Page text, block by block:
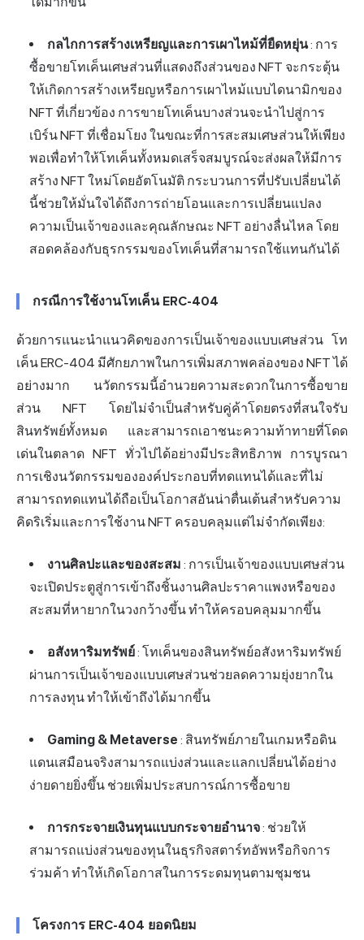
กลไกการสร้างเหรียญและการเผาไหม้ที่ยืดหยุ่น: การ
ซื้อขายโทเค็นเศษส่วนที่แสดงถึงส่วนของ NFT จะกระตุ้น
ให้เกิดการสร้างเหรียญหรือการเผาไหม้แบบไดนามิกของ
NFT ที่เกี่ยวข้อง การขายโทเค็นบางส่วนจะนำไปสู่การ
เบิร์น NFT ที่เชื่อมโยง ในขณะที่การสะสมเศษส่วนให้เพียง
พอเพื่อทำให้โทเค็นทั้งหมดเสร็จสมบูรณ์จะส่งผลให้มีการ
สร้าง NFT ใหม่โดยอัตโนมัติ กระบวนการที่ปรับเปลี่ยนได้
นี้ช่วยให้มั่นใจได้ถึงการถ่ายโอนและการเปลี่ยนแปลง
ความเป็นเจ้าของและคุณลักษณะ NFT อย่างลื่นไหล โดย
สอดคล้องกับธุรกรรมของโทเค็นที่สามารถใช้แทนกันได้
กรณีการใช้งานโทเค็น ERC-404
ด้วยการแนะนำแนวคิดของการเป็นเจ้าของแบบเศษส่วน โท
เค็น ERC-404 มีศักยภาพในการเพิ่มสภาพคล่องของ NFT ได้
อย่างมาก นวัตกรรมนี้อำนวยความสะดวกในการซื้อขาย
ส่วน NFT โดยไม่จำเป็นสำหรับคู่ค้าโดยตรงที่สนใจรับ
สินทรัพย์ทั้งหมด และสามารถเอาชนะความท้าทายที่โดด
เด่นในตลาด NFT ทั่วไปได้อย่างมีประสิทธิภาพ การบูรณา
การเชิงนวัตกรรมขององค์ประกอบที่ทดแทนได้และที่ไม่
สามารถทดแทนได้ถือเป็นโอกาสอันน่าตื่นเต้นสำหรับความ
คิดริเริ่มและการใช้งาน NFT ครอบคลุมแต่ไม่จำกัดเพียง:
งานศิลปะและของสะสม : การเป็นเจ้าของแบบเศษส่วน
จะเปิดประตูสู่การเข้าถึงชิ้นงานศิลปะราคาแพงหรือของ
สะสมที่หายากในวงกว้างขึ้น ทำให้ครอบคลุมมากขึ้น
อสังหาริมทรัพย์: โทเค็นของสินทรัพย์อสังหาริมทรัพย์
ผ่านการเป็นเจ้าของแบบเศษส่วนช่วยลดความยุ่งยากใน
การลงทุน ทำให้เข้าถึงได้มากขึ้น
Gaming & Metaverse : สินทรัพย์ภายในเกมหรือดิน
แดนเสมือนจริงสามารถแบ่งส่วนและแลกเปลี่ยนได้อย่าง
ง่ายดายยิ่งขึ้น ช่วยเพิ่มประสบการณ์การซื้อขาย
การกระจายเงินทุนแบบกระจายอำนาจ: ช่วยให้
สามารถแบ่งส่วนของทุนในธุรกิจสตาร์ทอัพหรือกิจการ
ร่วมค้า ทำให้เกิดโอกาสในการระดมทุนตามชุมชน
โครงการ ERC-404 ยอดนิยม